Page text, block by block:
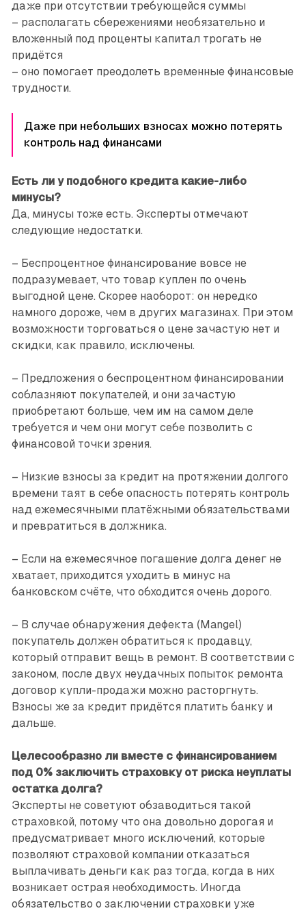
даже при отсутствии требующейся суммы
– располагать сбережениями необязательно и
вложенный под проценты капитал трогать не
придётся
– оно помогает преодолеть временные финансовые
трудности.
Даже при небольших взносах можно потерять
контроль над финансами
Есть ли у подобного кредита какие-либо
минусы?
Да, минусы тоже есть. Эксперты отмечают
следующие недостатки.
– Беспроцентное финансирование вовсе не
подразумевает, что товар куплен по очень
выгодной цене. Скорее наоборот: он нередко
намного дороже, чем в других магазинах. При этом
возможности торговаться о цене зачастую нет и
скидки, как правило, исключены.
– Предложения о беспроцентном финансировании
соблазняют покупателей, и они зачастую
приобретают больше, чем им на самом деле
требуется и чем они могут себе позволить с
финансовой точки зрения.
– Низкие взносы за кредит на протяжении долгого
времени таят в себе опасность потерять контроль
над ежемесячными платёжными обязательствами
и превратиться в должника.
– Если на ежемесячное погашение долга денег не
хватает, приходится уходить в минус на
банковском счёте, что обходится очень дорого.
– В случае обнаружения дефекта (Mangel)
покупатель должен обратиться к продавцу,
который отправит вещь в ремонт. В соответствии с
законом, после двух неудачных попыток ремонта
договор купли-продажи можно расторгнуть.
Взносы же за кредит придётся платить банку и
дальше.
Целесообразно ли вместе с финансированием
под 0% заключить страховку от риска неуплаты
остатка долга?
Эксперты не советуют обзаводиться такой
страховкой, потому что она довольно дорогая и
предусматривает много исключений, которые
позволяют страховой компании отказаться
выплачивать деньги как раз тогда, когда в них
возникает острая необходимость. Иногда
обязательство о заключении страховки уже